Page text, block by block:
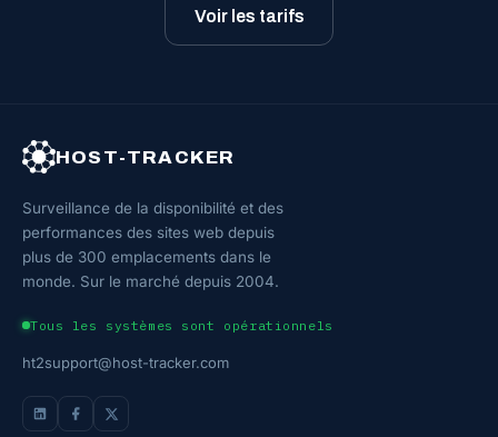
Voir les tarifs
HOST-TRACKER
Surveillance de la disponibilité et des
performances des sites web depuis
plus de 300 emplacements dans le
monde. Sur le marché depuis 2004.
Tous les systèmes sont opérationnels
ht2support@host-tracker.com